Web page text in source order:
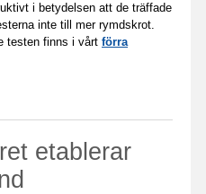
i betydelsen att de träffade
inte till mer rymdskrot.
testen finns i vårt förra
etablerar